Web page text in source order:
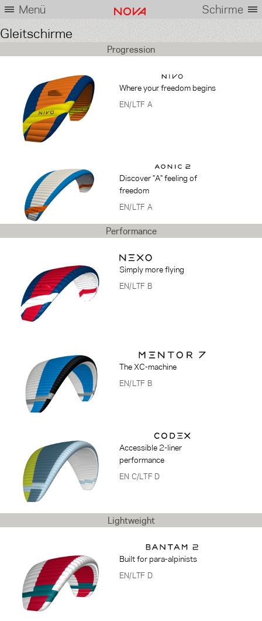
Menü Schirme
Gleitschirme
Progression
Where your freedom begins
EN/LTF A
Discover "A" feeling of
freedom
EN/LTF A
Performance
Simply more flying
EN/LTF B
The XC-machine
EN/LTF B
Accessible 2-liner
performance
EN C/LTF D
Lightweight
Built for para-alpinists
EN/LTF D